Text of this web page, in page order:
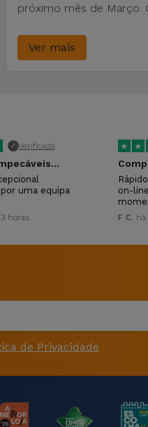
próximo mês de Março.
já lançados
novidades.
Ver mais
✓ Verificada
uma equipa
horas
★ ★
on-
F C, há
de Privacidade